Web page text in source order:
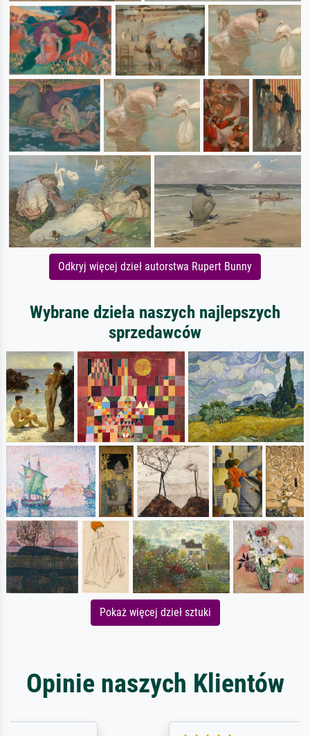
Odkryj więcej dzieł autorstwa Rupert Bunny
Wybrane dzieła naszych najlepszych
sprzedawców
Pokaż więcej dzieł sztuki
Opinie naszych Klientów